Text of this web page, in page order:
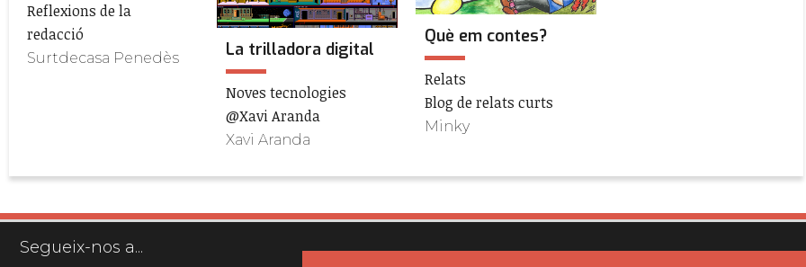
Reflexions de la
redacció
Surtdecasa Penedès La trilladora digital
Noves tecnologies
@Xavi Aranda
Xavi Aranda
Què em contes?
Relats
Blog de relats curts
Minky
Segueix-nos a...